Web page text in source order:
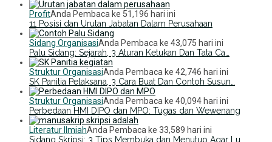
ProfitAnda Pembaca ke 51,196 hari ini
11 Posisi dan Urutan Jabatan Dalam Perusahaan
Sidang OrganisasiAnda Pembaca ke 43,075 hari ini
Palu Sidang: Sejarah, 3 Aturan Ketukan Dan Tata Ca…
Struktur OrganisasiAnda Pembaca ke 42,746 hari ini
SK Panitia Pelaksana, 3 Cara Buat Dan Contoh Susun…
Struktur OrganisasiAnda Pembaca ke 40,094 hari ini
Perbedaan HMI DIPO dan MPO: Tugas dan Wewenang
Literatur IlmiahAnda Pembaca ke 33,589 hari ini
Sidang Skripsi: 3 Tips Membuka dan Menutup Agar Lu…